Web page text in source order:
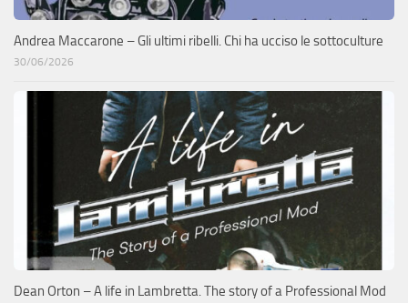
Andrea Maccarone – Gli ultimi ribelli. Chi ha ucciso le sottoculture
30/06/2026
Dean Orton – A life in Lambretta. The story of a Professional Mod